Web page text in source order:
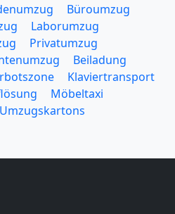
Büroumzug
Laborumzug
Privatumzug
Beiladung
Klaviertransport
Möbeltaxi
Umzugskartons